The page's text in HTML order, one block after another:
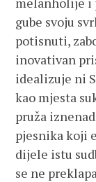
gube svoju
potisnuti,
inovativan
idealizuje ni
kao mjesta
pruža
pjesnika koji
dijele istu
se ne